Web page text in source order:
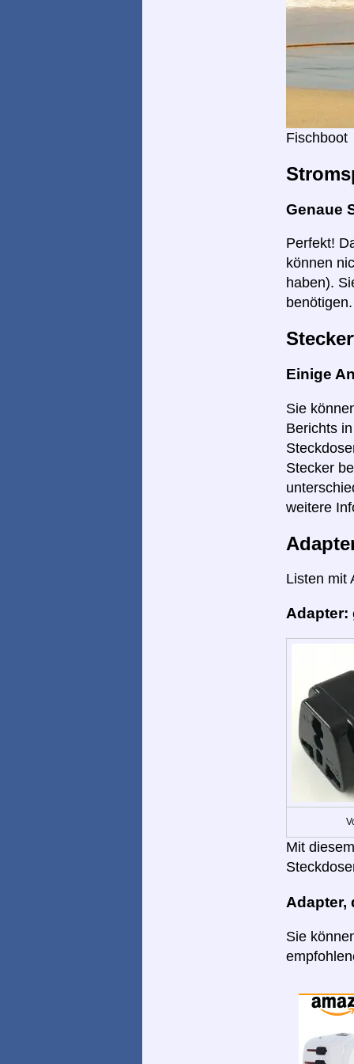
Fischboot
Genaue
Perfekt!
können
haben).
benötigen.
Einige
Sie
Berichts
Stecker
weitere
Listen mit
Adapter:
Mit
Adapter,
Sie